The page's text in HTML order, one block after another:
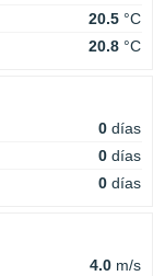
20.5 °C
20.8 °C
0 días
0 días
0 días
4.0 m/s